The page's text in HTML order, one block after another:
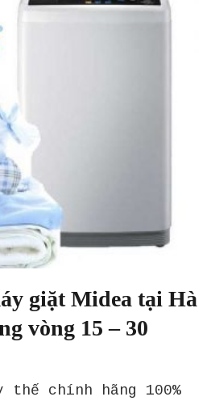
giặt Midea tại Hà
vòng 15 – 30
chính hãng 100%